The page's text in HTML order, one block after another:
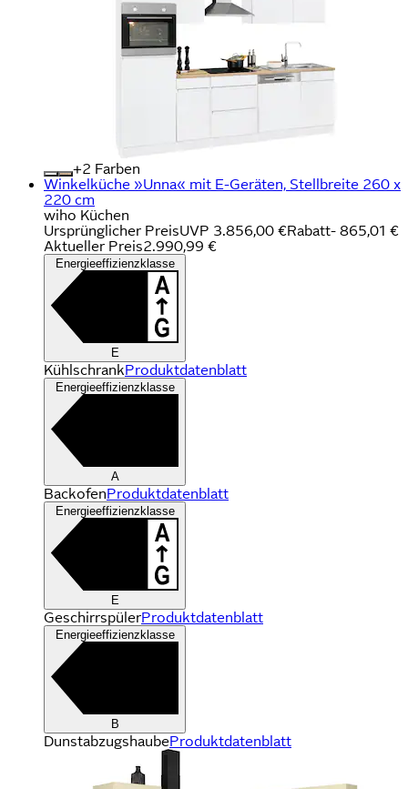
+
Farben
Winkelküche »Unna« mit E-Geräten, Stellbreite 260 x
220 cm
wiho Küchen
Ursprünglicher PreisUVP 3.856,00 €Rabatt- 865,01 €
Aktueller Preis2.990,99 €
Energieeffizienzklasse
E
KühlschrankProduktdatenblatt
Energieeffizienzklasse
A
BackofenProduktdatenblatt
Energieeffizienzklasse
E
GeschirrspülerProduktdatenblatt
Energieeffizienzklasse
B
DunstabzugshaubeProduktdatenblatt